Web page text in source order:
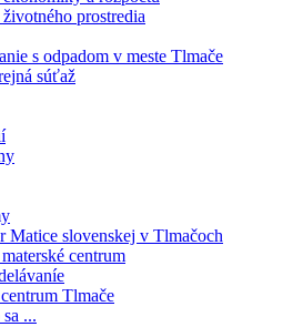
prostredia
s odpadom v meste Tlmače
súťaž
Matice slovenskej v Tlmačoch
centrum
Tlmače
...